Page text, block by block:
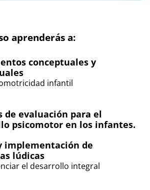
aprenderás a:
conceptuales y
infantil
de evaluación para el
psicomotor en los infantes.
implementación de
lúdicas
el desarrollo integral